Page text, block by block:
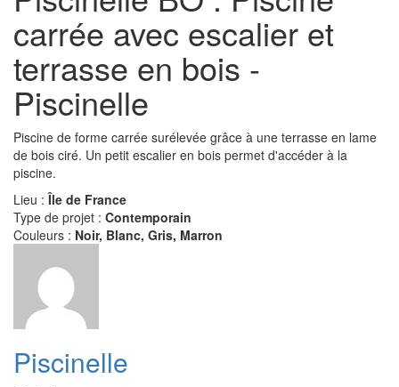
carrée avec escalier et
terrasse en bois -
Piscinelle
Piscine de forme carrée surélevée grâce à une terrasse en lame
de bois ciré. Un petit escalier en bois permet d'accéder à la
piscine.
Lieu :Île de France
Type de projet : Contemporain
Couleurs : Noir, Blanc, Gris, Marron
Piscinelle